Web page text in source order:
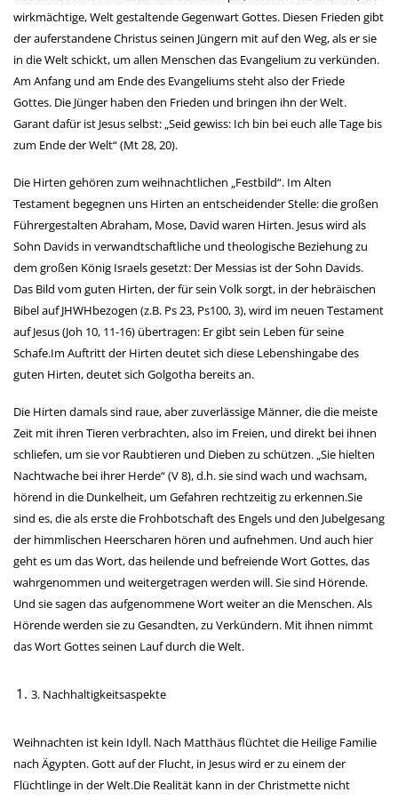
wirkmächtige, Welt gestaltende Gegenwart Gottes. Diesen Frieden gibt
der auferstandene Christus seinen Jüngern mit auf den Weg, als er sie
in die Welt schickt, um allen Menschen das Evangelium zu verkünden.
Am Anfang und am Ende des Evangeliums steht also der Friede
Gottes. Die Jünger haben den Frieden und bringen ihn der Welt.
Garant dafür ist Jesus selbst: „Seid gewiss: Ich bin bei euch alle Tage bis
zum Ende der Welt“ (Mt 28, 20).
Die Hirten gehören zum weihnachtlichen „Festbild“. Im Alten
Testament begegnen uns Hirten an entscheidender Stelle: die großen
Führergestalten Abraham, Mose, David waren Hirten. Jesus wird als
Sohn Davids in verwandtschaftliche und theologische Beziehung zu
dem großen König Israels gesetzt: Der Messias ist der Sohn Davids.
Das Bild vom guten Hirten, der für sein Volk sorgt, in der hebräischen
Bibel auf JHWHbezogen (z.B. Ps 23, Ps100, 3), wird im neuen Testament
auf Jesus (Joh 10, 11-16) übertragen: Er gibt sein Leben für seine
Schafe.Im Auftritt der Hirten deutet sich diese Lebenshingabe des
guten Hirten, deutet sich Golgotha bereits an.
Die Hirten damals sind raue, aber zuverlässige Männer, die die meiste
Zeit mit ihren Tieren verbrachten, also im Freien, und direkt bei ihnen
schliefen, um sie vor Raubtieren und Dieben zu schützen. „Sie hielten
Nachtwache bei ihrer Herde“ (V 8), d.h. sie sind wach und wachsam,
hörend in die Dunkelheit, um Gefahren rechtzeitig zu erkennen.Sie
sind es, die als erste die Frohbotschaft des Engels und den Jubelgesang
der himmlischen Heerscharen hören und aufnehmen. Und auch hier
geht es um das Wort, das heilende und befreiende Wort Gottes, das
wahrgenommen und weitergetragen werden will. Sie sind Hörende.
Und sie sagen das aufgenommene Wort weiter an die Menschen. Als
Hörende werden sie zu Gesandten, zu Verkündern. Mit ihnen nimmt
das Wort Gottes seinen Lauf durch die Welt.
3. Nachhaltigkeitsaspekte
Weihnachten ist kein Idyll. Nach Matthäus flüchtet die Heilige Familie
nach Ägypten. Gott auf der Flucht, in Jesus wird er zu einem der
Flüchtlinge in der Welt.Die Realität kann in der Christmette nicht